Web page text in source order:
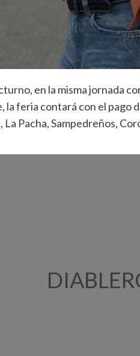
en la misma jornada
la feria contará con el pago
Pacha, Sampedreños,